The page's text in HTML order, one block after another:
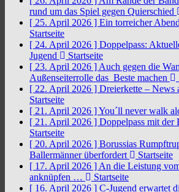
rund um das Spiel gegen Quierschied
[ 25. April 2026 ] Ein torreicher
Startseite
[ 24. April 2026 ] Doppelpass:
Jugend
Startseite
[ 23. April 2026 ] Auch gegen die
Außenseiterrolle das Beste machen
[ 22. April 2026 ] Dreierkette – News
Startseite
[ 21. April 2026 ]You´ll never walk
[ 21. April 2026 ] Doppelpass mit der
Startseite
[ 20. April 2026 ] Borussias
Ballermänner überfordert
Startseite
[ 17. April 2026 ] An die Leistung
anknüpfen …
Startseite
[ 16. April 2026 ] C-Jugend erwartet